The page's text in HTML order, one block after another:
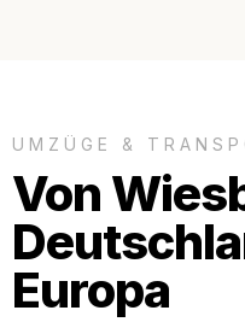
UMZÜGE &
Von
Europa